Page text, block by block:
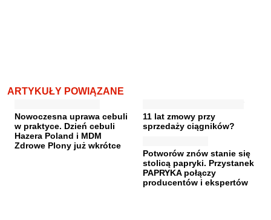
ARTYKUŁY POWIĄZANE
Nowoczesna uprawa cebuli
w praktyce. Dzień cebuli
Hazera Poland i MDM
Zdrowe Plony już wkrótce
11 lat zmowy przy
sprzedaży ciągników?
Potworów znów stanie się
stolicą papryki. Przystanek
PAPRYKA połączy
producentów i ekspertów